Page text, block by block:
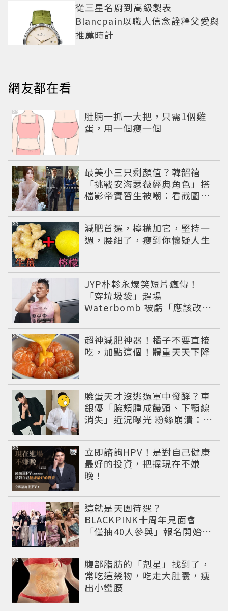
從三星名廚到高級製表
Blancpain以職人信念詮釋父愛與
推薦時計
網友都在看
肚腩一抓一大把，只需1個雞
蛋，用一個瘦一個
PR
最美小三只剩顏值？韓韶禧
「挑戰安海瑟薇經典角色」搭
檔影帝實習生被嘲：看截圖就
減肥首選，檸檬加它，堅持一
週，腰細了，瘦到你懷疑人生
PR
JYP朴軫永爆笑短片瘋傳！
「穿垃圾袋」趕場
Waterbomb 被虧「應該改名
超神減肥神器！橘子不要直接
吃，加點這個！體重天天下降
PR
臉蛋天才沒逃過軍中發酵？車
銀優「臉頰腫成饅頭、下顎線
消失」近況曝光 粉絲崩潰：空
立即諮詢HPV！是對自己健康
最好的投資，把握現在不嫌
晚！
PR
這就是天團待遇？
BLACKPINK十周年見面會
「僅抽40人參與」報名開始到
腹部脂肪的「剋星」找到了，
常吃這幾物，吃走大肚囊，瘦
出小蠻腰
PR